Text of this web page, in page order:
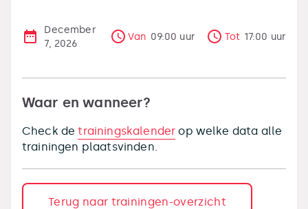
December
7, 2026
Van 09:00 uur Tot 17:00 uur
Waar en wanneer?
Check detrainingskalender op welke data alle
trainingen plaatsvinden.
Terug naar trainingen-overzicht